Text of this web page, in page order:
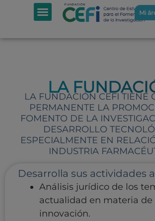
Mi
LA
LA FUNDACIÓN CEFI TIENE
PERMANENTE LA
FOMENTO DE LA
DESARROLLO
ESPECIALMENTE EN
INDUSTRIA
Desarrolla sus actividades
Análisis jurídico de los
actualidad en materia de
innovación.